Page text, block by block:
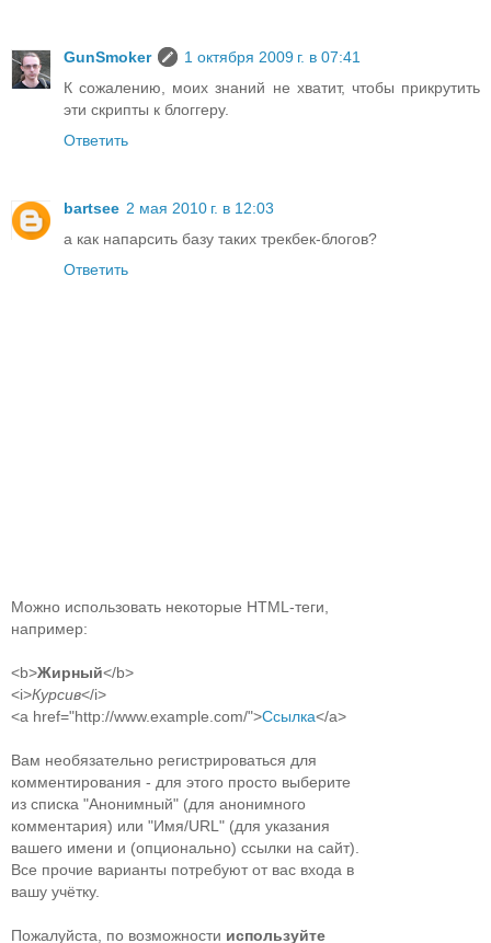
GunSmoker
1 октября 2009 г. в 07:41
К сожалению, моих знаний не хватит, чтобы прикрутить
эти скрипты к блоггеру.
Ответить
bartsee 2 мая 2010 г. в 12:03
а как напарсить базу таких трекбек-блогов?
Ответить
Можно использовать некоторые HTML-теги,
например:
<b>Жирный</b>
<i>Курсив</i>
<a href="http://www.example.com/">Ссылка</a>
Вам необязательно регистрироваться для
комментирования - для этого просто выберите
из списка "Анонимный" (для анонимного
комментария) или "Имя/URL" (для указания
вашего имени и (опционально) ссылки на сайт).
Все прочие варианты потребуют от вас входа в
вашу учётку.
Пожалуйста, по возможности используйте